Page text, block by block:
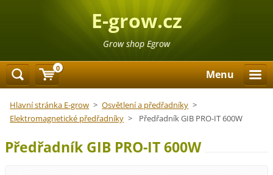
E-grow.cz
Grow shop Egrow
Menu
Hlavní stránka E-grow > Osvětlení a předřadníky >
Elektromagnetické předřadníky > Předřadník GIB PRO-IT 600W
Předřadník GIB PRO-IT 600W
0